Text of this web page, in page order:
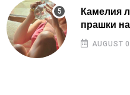
Камелия
прашки
AUGUST